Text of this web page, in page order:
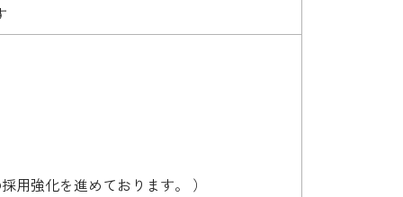
用強化を進めております。 ）